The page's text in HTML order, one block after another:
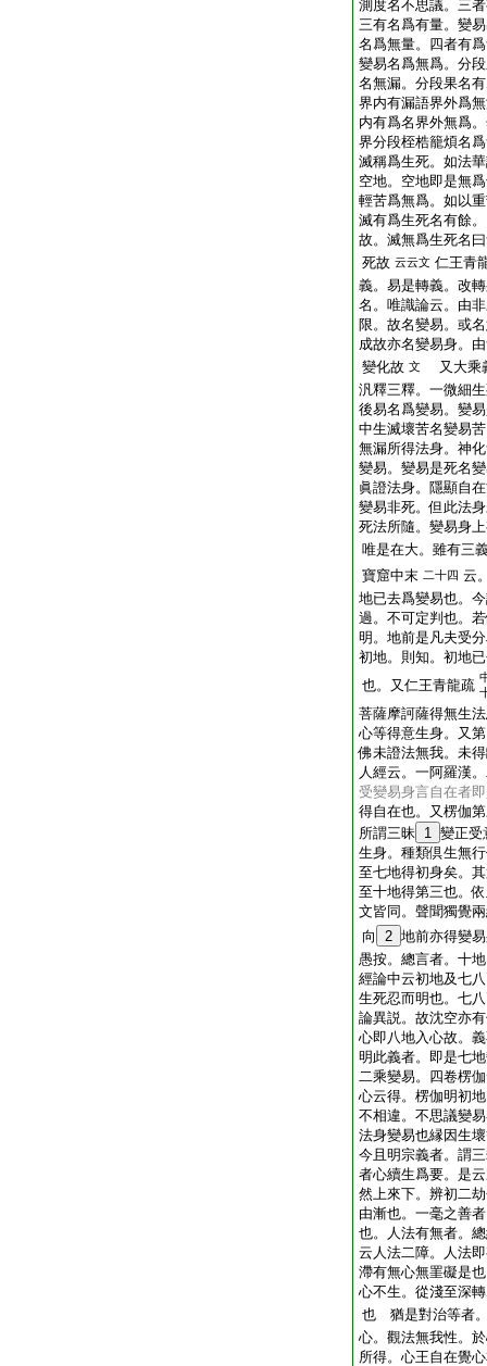
測度名不思議。三
三有名爲有量。變
名爲無量。四者有
變易名爲無爲。分
名無漏。分段果名
界内有漏語界外爲
内有爲名界外無爲
界分段桎梏籠煩名
滅稱爲生死。如法
空地。空地即是無
輕苦爲無爲。如以
滅有爲生死名有餘
故。滅無爲生死名
死故 云云文 仁王青
義。易是轉義。改
名。唯識論云。由
限。故名變易。或
成故亦名變易身。
變化故 文
又大乘
汎釋三釋。一微細
後易名爲變易。變
中生滅壞苦名變易
無漏所得法身。神
變易。變易是死名
眞證法身。隱顯自
變易非死。但此法
死法所隨。變易身
唯是在大。雖有三
寶窟中末 二十四 云
地已去爲變易也。
過。不可定判也。
明。地前是凡夫受
初地。則知。初地
也。又仁王青龍疏
菩薩摩訶薩得無生
心等得意生身。又
佛未證法無我。未
人經云。一阿羅漢
受變易身言自在者
得自在也。又楞伽
所謂三昧 1 變正受
生身。種類倶生無
至七地得初身矣。
至十地得第三也。
文皆同。聲聞獨覺
向
2 地前亦得變
愚按。總言者。十
經論中云初地及七
生死忍而明也。七
論異説。故沈空亦
心即八地入心故。
明此義者。即是七
二乘變易。四卷楞
心云得。楞伽明初
不相違。不思議變
法身變易也縁因生
今且明宗義者。謂
者心續生爲要。是
然上來下。辨初二
由漸也。一毫之善
也。人法有無者。
云人法二障。人法
滯有無心無罣礙是
心不生。從淺至深
也 猶是對治等者
心。觀法無我性。
所得。心王自在覺